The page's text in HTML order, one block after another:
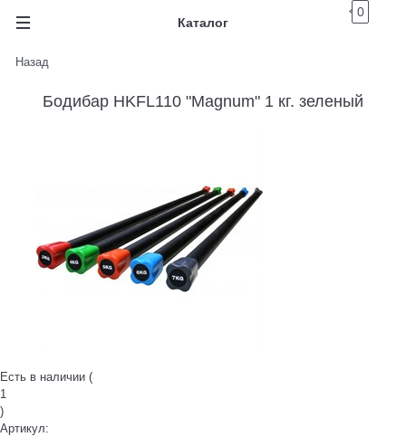
Каталог
0
Назад
Бодибар HKFL110 "Magnum" 1 кг. зеленый
Есть в наличии (
1
)
Артикул: